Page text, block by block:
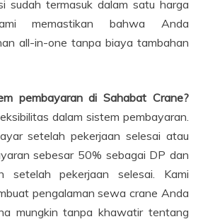
sudah termasuk dalam satu harga
memastikan bahwa Anda
all-in-one tanpa biaya tambahan
pembayaran di Sahabat Crane?
dalam sistem pembayaran.
setelah pekerjaan selesai atau
sebesar 50% sebagai DP dan
setelah pekerjaan selesai. Kami
pengalaman sewa crane Anda
mungkin tanpa khawatir tentang